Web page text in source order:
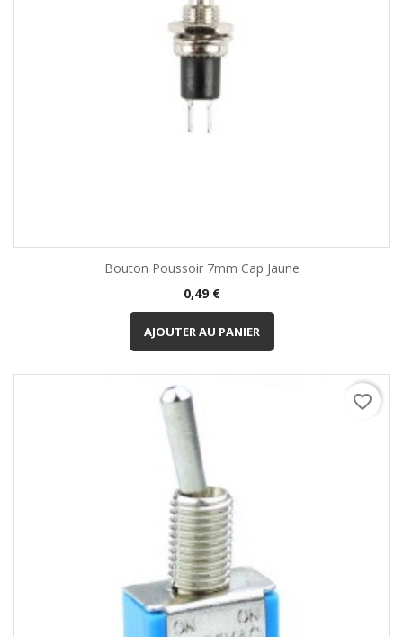
Bouton Poussoir 7mm Cap Jaune
Prix
0,49 €
AJOUTER AU PANIER
favorite_border